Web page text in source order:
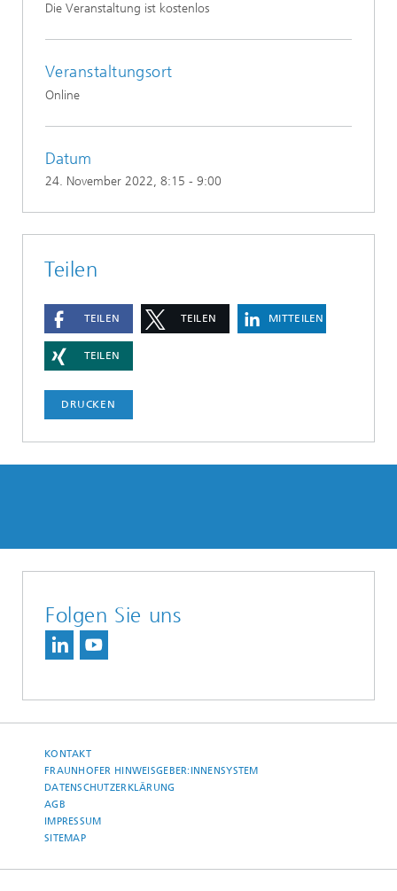
Die Veranstaltung ist kostenlos
Veranstaltungsort
Online
Datum
24. November 2022, 8:15 - 9:00
Teilen
TEILEN TEILEN MITTEILEN
TEILEN
DRUCKEN
Folgen Sie uns
KONTAKT
FRAUNHOFER HINWEISGEBER:INNENSYSTEM
DATENSCHUTZERKLÄRUNG
AGB
IMPRESSUM
SITEMAP